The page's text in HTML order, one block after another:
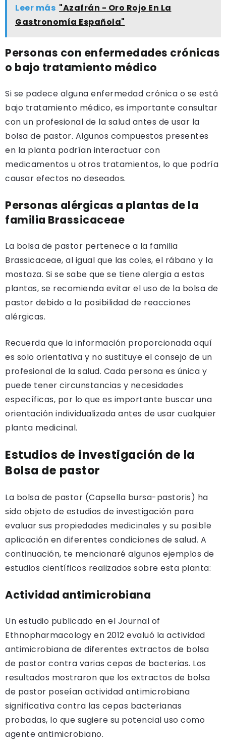
Leer más "Azafrán - Oro Rojo En La
Gastronomía Española"
Personas con enfermedades crónicas
o bajo tratamiento médico
Si se padece alguna enfermedad crónica o se está
bajo tratamiento médico, es importante consultar
con un profesional de la salud antes de usar la
bolsa de pastor. Algunos compuestos presentes
en la planta podrían interactuar con
medicamentos u otros tratamientos, lo que podría
causar efectos no deseados.
Personas alérgicas a plantas de la
familia Brassicaceae
La bolsa de pastor pertenece a la familia
Brassicaceae, al igual que las coles, el rábano y la
mostaza. Si se sabe que se tiene alergia a estas
plantas, se recomienda evitar el uso de la bolsa de
pastor debido a la posibilidad de reacciones
alérgicas.
Recuerda que la información proporcionada aquí
es solo orientativa y no sustituye el consejo de un
profesional de la salud. Cada persona es única y
puede tener circunstancias y necesidades
específicas, por lo que es importante buscar una
orientación individualizada antes de usar cualquier
planta medicinal.
Estudios de investigación de la
Bolsa de pastor
La bolsa de pastor (Capsella bursa-pastoris) ha
sido objeto de estudios de investigación para
evaluar sus propiedades medicinales y su posible
aplicación en diferentes condiciones de salud. A
continuación, te mencionaré algunos ejemplos de
estudios científicos realizados sobre esta planta:
Actividad antimicrobiana
Un estudio publicado en el Journal of
Ethnopharmacology en 2012 evaluó la actividad
antimicrobiana de diferentes extractos de bolsa
de pastor contra varias cepas de bacterias. Los
resultados mostraron que los extractos de bolsa
de pastor poseían actividad antimicrobiana
significativa contra las cepas bacterianas
probadas, lo que sugiere su potencial uso como
agente antimicrobiano.